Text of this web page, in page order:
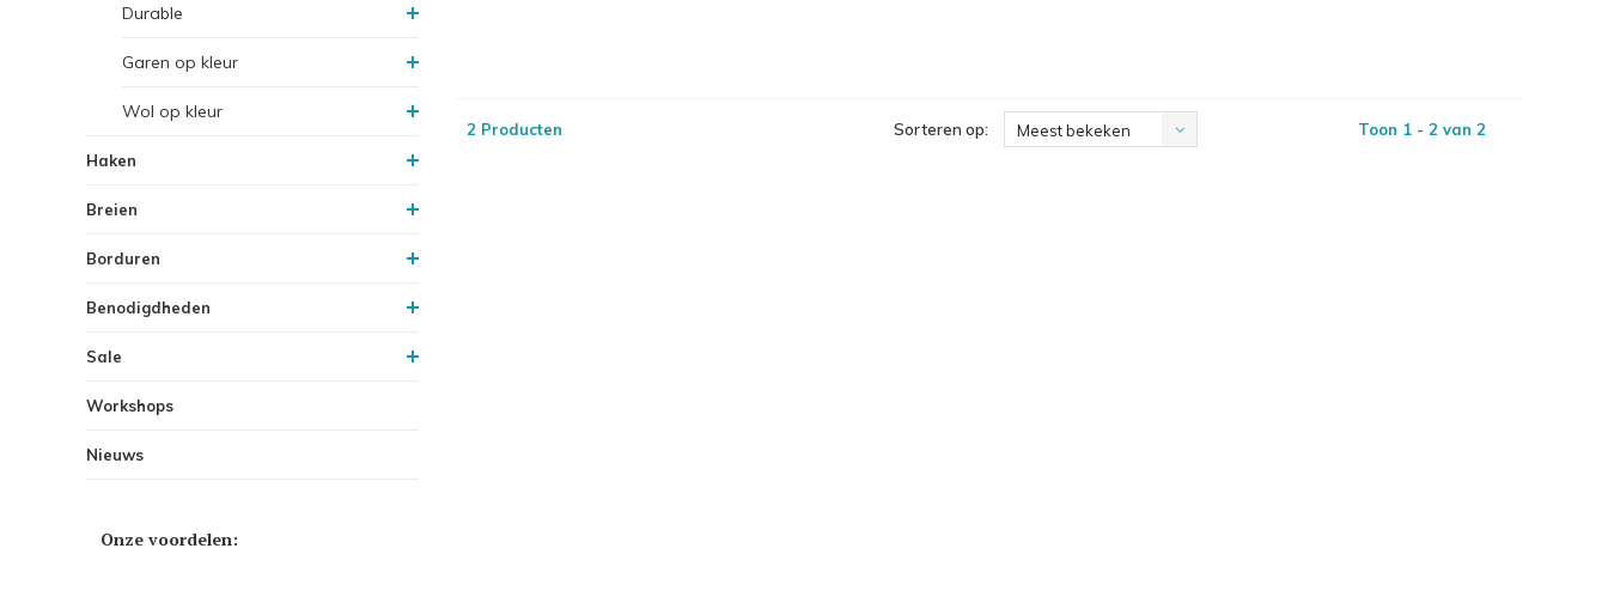
Durable
Garen op kleur
Wol op kleur
Haken
Breien
Borduren
Benodigdheden
Sale
Workshops
Nieuws
Onze voordelen:
2 Producten Sorteren op: Meest bekeken Toon 1 - 2 van 2